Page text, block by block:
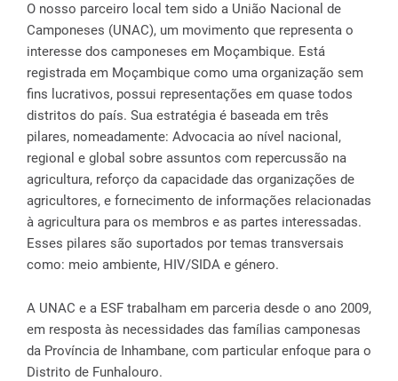
O nosso parceiro local tem sido a União Nacional de
Camponeses (UNAC), um movimento que representa o
interesse dos camponeses em Moçambique. Está
registrada em Moçambique como uma organização sem
fins lucrativos, possui representações em quase todos
distritos do país. Sua estratégia é baseada em três
pilares, nomeadamente: Advocacia ao nível nacional,
regional e global sobre assuntos com repercussão na
agricultura, reforço da capacidade das organizações de
agricultores, e fornecimento de informações relacionadas
à agricultura para os membros e as partes interessadas.
Esses pilares são suportados por temas transversais
como: meio ambiente, HIV/SIDA e género.
A UNAC e a ESF trabalham em parceria desde o ano 2009,
em resposta às necessidades das famílias camponesas
da Província de Inhambane, com particular enfoque para o
Distrito de Funhalouro.